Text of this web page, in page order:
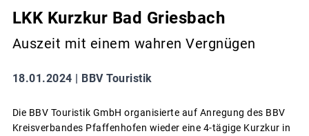
LKK Kurzkur Bad Griesbach
Auszeit mit einem wahren Vergnügen
18.01.2024 | BBV Touristik
Die BBV Touristik GmbH organisierte auf Anregung des BBV
Kreisverbandes Pfaffenhofen wieder eine 4-tägige Kurzkur in